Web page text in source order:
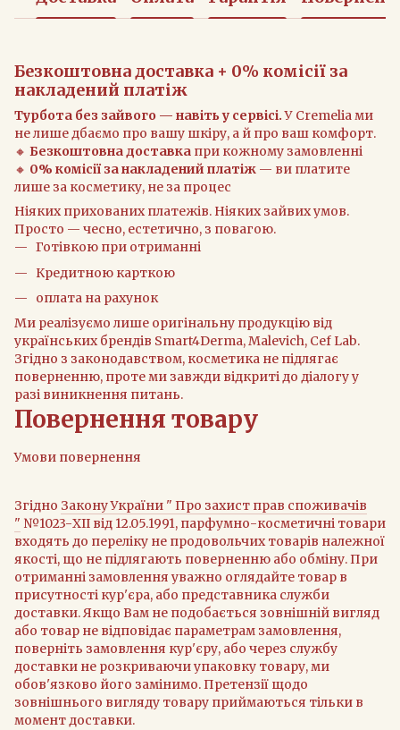
Безкоштовна доставка + 0% комісії за
накладений платіж
Турбота без зайвого — навіть у сервісі.У Cremelia ми
не лише дбаємо про вашу шкіру, а й про ваш комфорт.
🔸 Безкоштовна доставка при кожному замовленні
🔸 0% комісії за накладений платіж — ви платите
лише за косметику, не за процес
Ніяких прихованих платежів. Ніяких зайвих умов.
Просто — чесно, естетично, з повагою.
Готівкою при отриманні
Кредитною карткою
оплата на рахунок
Ми реалізуємо лише оригінальну продукцію від
українських брендів Smart4Derma, Malevich, Cef Lab.
Згідно з законодавством, косметика не підлягає
поверненню, проте ми завжди відкриті до діалогу у
разі виникнення питань.
Повернення товару
Умови повернення
Згідно Закону України " Про захист прав споживачів
" №1023-XII від 12.05.1991, парфумно-косметичні товари
входять до переліку не продовольчих товарів належної
якості, що не підлягають поверненню або обміну. При
отриманні замовлення уважно оглядайте товар в
присутності кур'єра, або представника служби
доставки. Якщо Вам не подобається зовнішній вигляд
або товар не відповідає параметрам замовлення,
поверніть замовлення кур'єру, або через службу
доставки не розкриваючи упаковку товару, ми
обов'язково його замінимо. Претензії щодо
зовнішнього вигляду товару приймаються тільки в
момент доставки.